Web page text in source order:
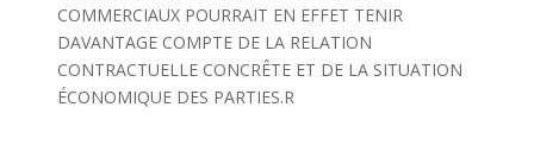
COMMERCIAUX POURRAIT EN EFFET TENIR
DAVANTAGE COMPTE DE LA RELATION
CONTRACTUELLE CONCRÊTE ET DE LA SITUATION
ÉCONOMIQUE DES PARTIES.R